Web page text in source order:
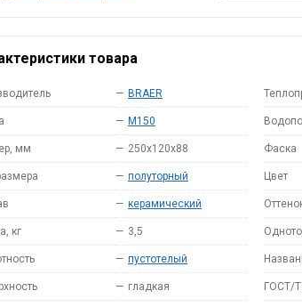
товара
— BRAER
— M150
мм — 250x120x88
— полуторный
— керамический
кг — 3,5
— пустотелый
— гладкая
Фаска
Цвет
ГОСТ/